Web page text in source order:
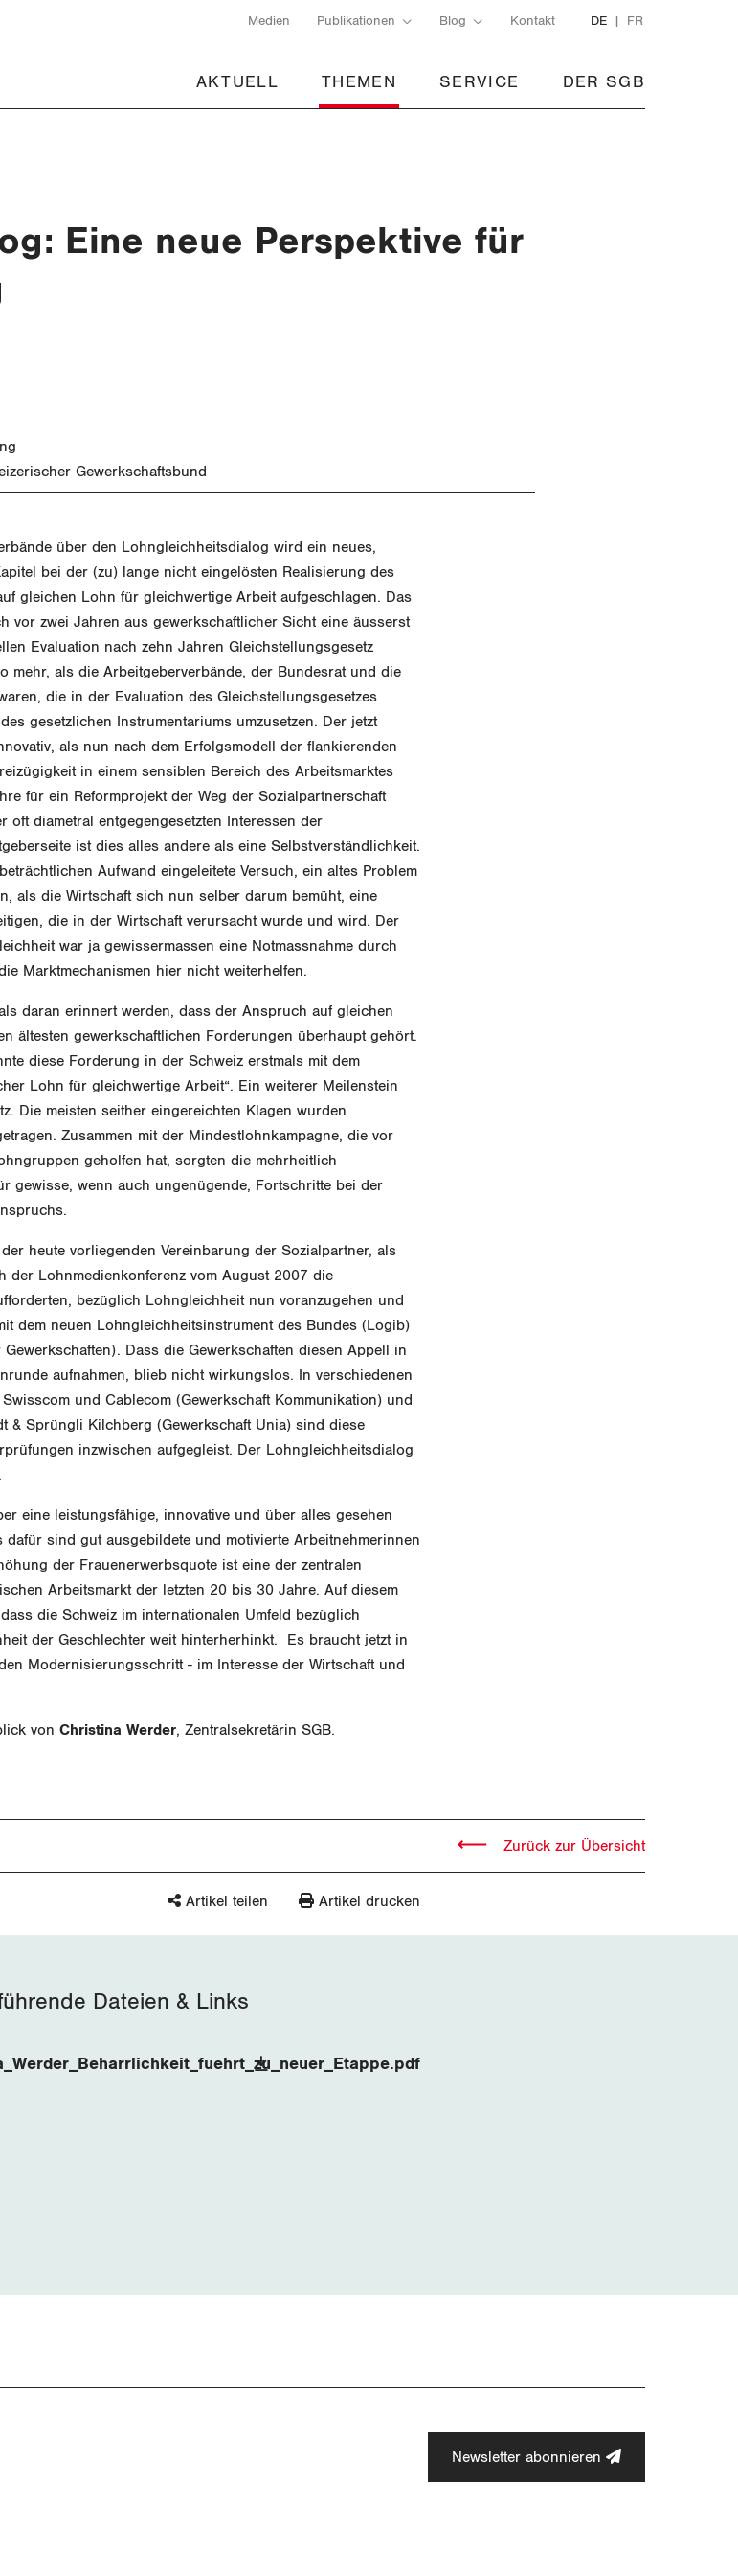
Medien Publikationen Blog Kontakt DE FR
AKTUELL THEMEN SERVICE DER SGB
Eine neue Perspektive für
Gewerkschaftsbund
über den Lohngleichheitsdialog wird ein neues,
bei der (zu) lange nicht eingelösten Realisierung des
gleichen Lohn für gleichwertige Arbeit aufgeschlagen. Das
vor zwei Jahren aus gewerkschaftlicher Sicht eine äusserst
Evaluation nach zehn Jahren Gleichstellungsgesetz
mehr, als die Arbeitgeberverbände, der Bundesrat und die
die in der Evaluation des Gleichstellungsgesetzes
gesetzlichen Instrumentariums umzusetzen. Der jetzt
als nun nach dem Erfolgsmodell der flankierenden
in einem sensiblen Bereich des Arbeitsmarktes
für ein Reformprojekt der Weg der Sozialpartnerschaft
diametral entgegengesetzten Interessen der
ist dies alles andere als eine Selbstverständlichkeit.
Aufwand eingeleitete Versuch, ein altes Problem
als die Wirtschaft sich nun selber darum bemüht, eine
die in der Wirtschaft verursacht wurde und wird. Der
war ja gewissermassen eine Notmassnahme durch
Marktmechanismen hier nicht weiterhelfen.
daran erinnert werden, dass der Anspruch auf gleichen
ältesten gewerkschaftlichen Forderungen überhaupt gehört.
diese Forderung in der Schweiz erstmals mit dem
Lohn für gleichwertige Arbeit“. Ein weiterer Meilenstein
Die meisten seither eingereichten Klagen wurden
Zusammen mit der Mindestlohnkampagne, die vor
geholfen hat, sorgten die mehrheitlich
gewisse, wenn auch ungenügende, Fortschritte bei der
heute vorliegenden Vereinbarung der Sozialpartner, als
der Lohnmedienkonferenz vom August 2007 die
bezüglich Lohngleichheit nun voranzugehen und
dem neuen Lohngleichheitsinstrument des Bundes (Logib)
Dass die Gewerkschaften diesen Appell in
aufnahmen, blieb nicht wirkungslos. In verschiedenen
und Cablecom (Gewerkschaft Kommunikation) und
& Sprüngli Kilchberg (Gewerkschaft Unia) sind diese
inzwischen aufgegleist. Der Lohngleichheitsdialog
eine leistungsfähige, innovative und über alles gesehen
sind gut ausgebildete und motivierte Arbeitnehmerinnen
der Frauenerwerbsquote ist eine der zentralen
Arbeitsmarkt der letzten 20 bis 30 Jahre. Auf diesem
die Schweiz im internationalen Umfeld bezüglich
der Geschlechter weit hinterherhinkt. Es braucht jetzt in
Modernisierungsschritt - im Interesse der Wirtschaft und
von Christina Werder, Zentralsekretärin SGB.
Zurück zur Übersicht
Artikel teilen Artikel drucken
Dateien & Links
Newsletter abonnieren